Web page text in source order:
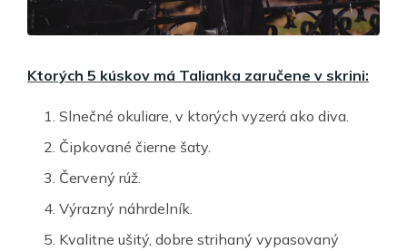
Ktorých 5 kúskov má Talianka zaručene v skrini:
Slnečné okuliare, v ktorých vyzerá ako diva.
Čipkované čierne šaty.
Červený rúž.
Výrazný náhrdelník.
Kvalitne ušitý, dobre strihaný vypasovaný